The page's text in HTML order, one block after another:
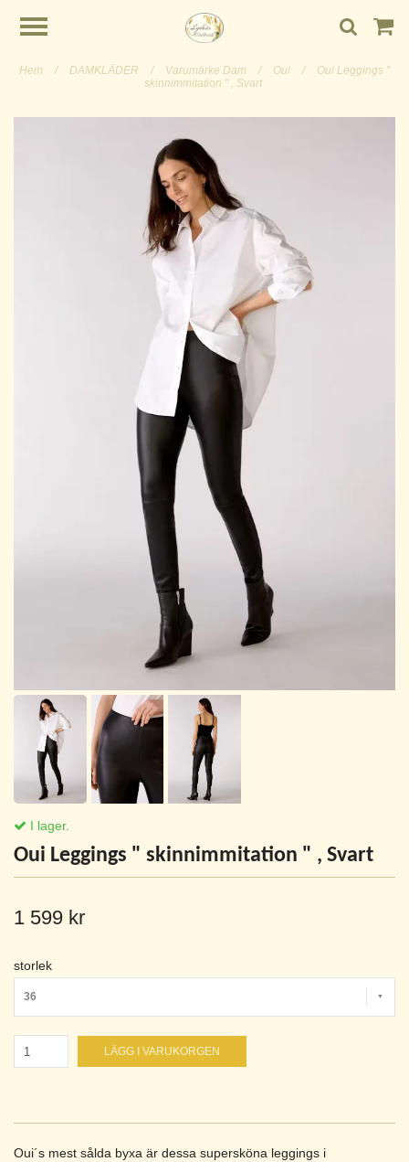
Hem / DAMKLÄDER / Varumärke Dam / Oui /
Oui Leggings "
skinnimmitation " , Svart
I lager.
Oui Leggings " skinnimmitation " , Svart
1 599 kr
storlek
36
LÄGG I VARUKORGEN
Oui´s mest sålda byxa är dessa supersköna leggings i